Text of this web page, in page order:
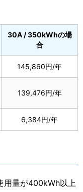
30A / 350kWhの場
合
145,860円/年
139,476円/年
6,384円/年
用量が400kWh以上